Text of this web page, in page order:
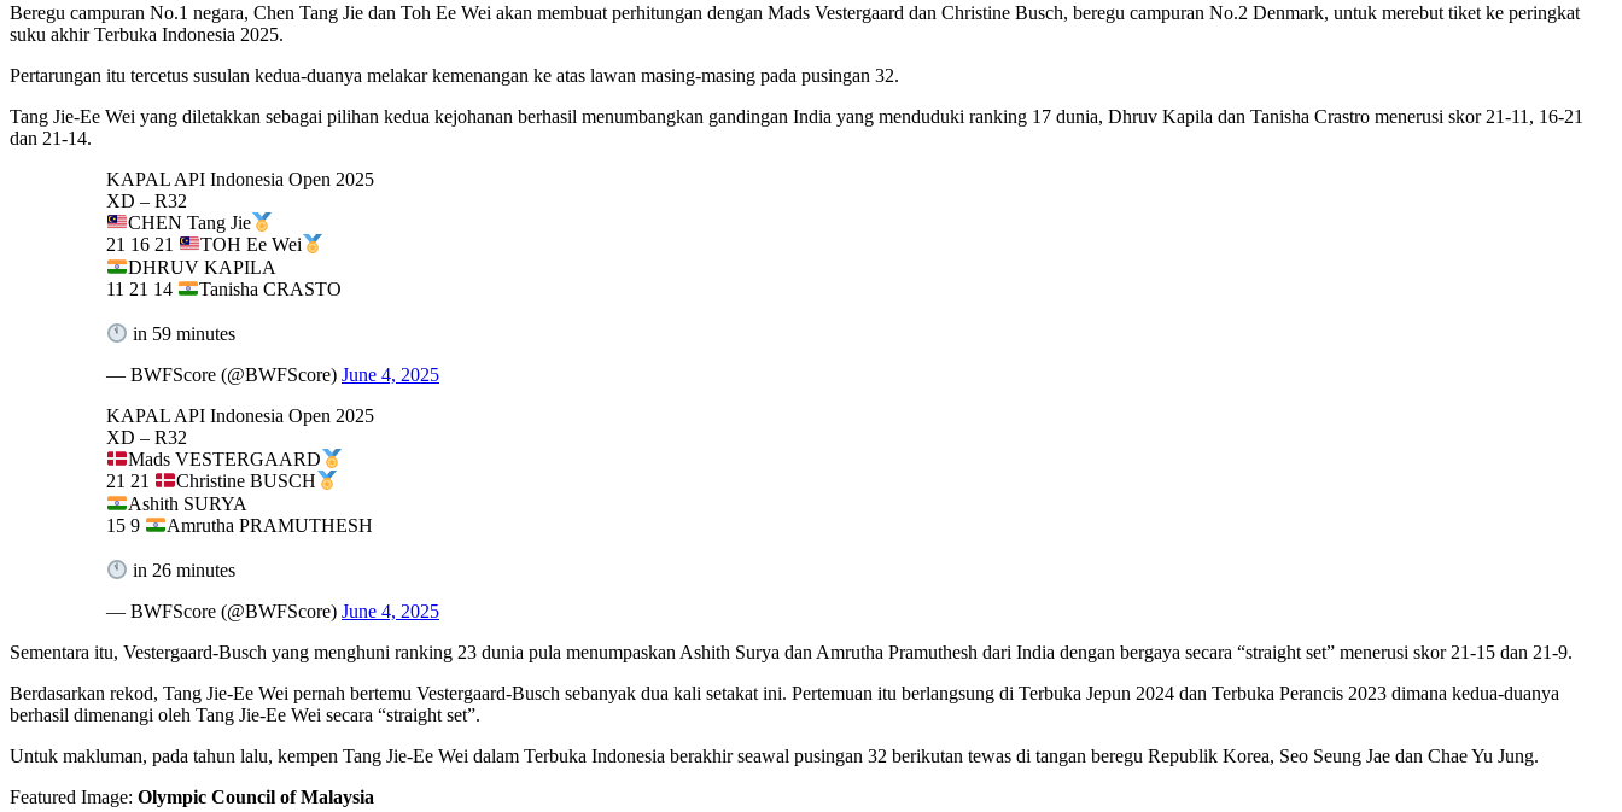
Beregu campuran No.1 negara, Chen Tang Jie dan Toh Ee Wei akan membuat perhitungan dengan Mads Vestergaard dan Christine Busch, beregu campuran No.2 Denmark, untuk merebut tiket ke peringkat
suku akhir Terbuka Indonesia 2025.
Pertarungan itu tercetus susulan kedua-duanya melakar kemenangan ke atas lawan masing-masing pada pusingan 32.
Tang Jie-Ee Wei yang diletakkan sebagai pilihan kedua kejohanan berhasil menumbangkan gandingan India yang menduduki ranking 17 dunia, Dhruv Kapila dan Tanisha Crastro menerusi skor 21-11, 16-21
dan 21-14.
KAPAL API Indonesia Open 2025
XD – R32
CHEN Tang Jie
21 16 21
TOH Ee Wei
DHRUV KAPILA
11 21 14
Tanisha CRASTO
in 59 minutes
— BWFScore (@BWFScore) June 4, 2025
KAPAL API Indonesia Open 2025
XD – R32
Mads VESTERGAARD
21 21
Christine BUSCH
Ashith SURYA
15 9
Amrutha PRAMUTHESH
in 26 minutes
— BWFScore (@BWFScore) June 4, 2025
Sementara itu, Vestergaard-Busch yang menghuni ranking 23 dunia pula menumpaskan Ashith Surya dan Amrutha Pramuthesh dari India dengan bergaya secara “straight set” menerusi skor 21-15 dan 21-9.
Berdasarkan rekod, Tang Jie-Ee Wei pernah bertemu Vestergaard-Busch sebanyak dua kali setakat ini. Pertemuan itu berlangsung di Terbuka Jepun 2024 dan Terbuka Perancis 2023 dimana kedua-duanya
berhasil dimenangi oleh Tang Jie-Ee Wei secara “straight set”.
Untuk makluman, pada tahun lalu, kempen Tang Jie-Ee Wei dalam Terbuka Indonesia berakhir seawal pusingan 32 berikutan tewas di tangan beregu Republik Korea, Seo Seung Jae dan Chae Yu Jung.
Featured Image: Olympic Council of Malaysia